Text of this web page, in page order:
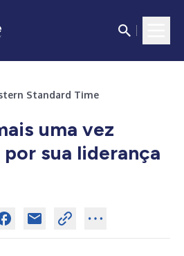
Standard Time
uma vez
sua liderança